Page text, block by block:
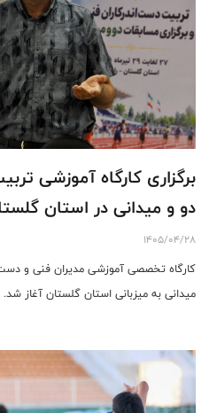
برگزاری کارگاه آموزشی
دو و میدانی در استان
1405/04/28
کارگاه تخصصی آموزشی مدیران فنی و دست
میدانی به میزبانی استان گلستان آغاز شد.